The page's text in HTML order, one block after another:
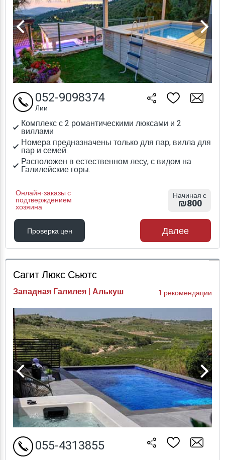
Комплекс с 2 романтическими люксами и 2
виллами
Номера предназначены только для пар, вилла для
пар и семей.
Расположен в естественном лесу, с видом на
Галилейские горы.
Онлайн-заказы с
подтверждением
хозяина
052-9098374
Лии
Начиная с
₪800
Проверка цен
Проверка цен
Далее
Сагит Люкс Сьютс
Западная Галилея | Алькуш 1 рекомендации
055-4313855